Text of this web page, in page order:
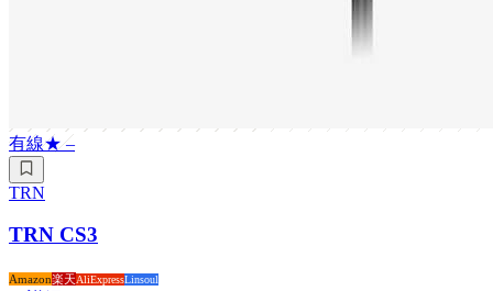
有線★–
TRN
TRN CS3
Amazon楽天AliExpressLinsoul